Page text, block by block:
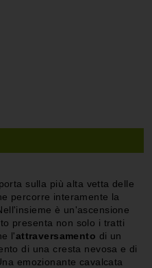
sulla più alta vetta delle
percorre interamente la
è un'ascensione
presenta non solo i tratti
l'attraversamento di un
di una cresta nevosa e di
emozionante cavalcata